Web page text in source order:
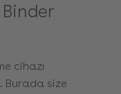
Binder
cihazı
Burada size